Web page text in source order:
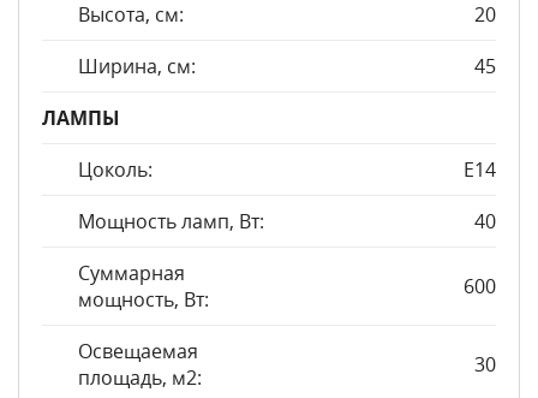
Высота, см:
20
Ширина, см:
45
ЛАМПЫ
Цоколь:
E14
Мощность ламп, Вт:
40
Суммарная
мощность, Вт:
600
Освещаемая
площадь, м2:
30